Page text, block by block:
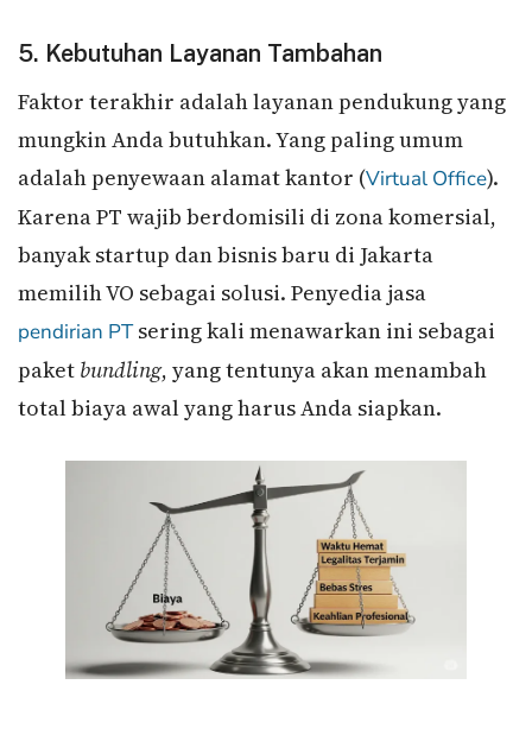
5. Kebutuhan Layanan Tambahan
Faktor terakhir adalah layanan pendukung yang
mungkin Anda butuhkan. Yang paling umum
adalah penyewaan alamat kantor (Virtual Office).
Karena PT wajib berdomisili di zona komersial,
banyak startup dan bisnis baru di Jakarta
memilih VO sebagai solusi. Penyedia jasa
pendirian PTsering kali menawarkan ini sebagai
paket bundling, yang tentunya akan menambah
total biaya awal yang harus Anda siapkan.